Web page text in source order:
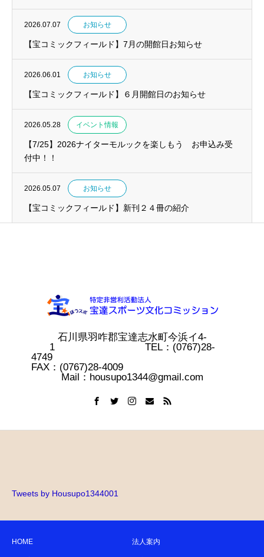
2026.07.07 お知らせ
【宝コミックフィールド】7月の開館日お知らせ
2026.06.01 お知らせ
【宝コミックフィールド】６月開館日のお知らせ
2026.05.28 イベント情報
【7/25】2026ナイターモルックを楽しもう お申込み受
付中！！
2026.05.07 お知らせ
【宝コミックフィールド】新刊２４冊の紹介
石川県羽咋郡宝達志水町今浜イ4-
1 TEL：(0767)28-
4749
FAX：(0767)28-4009
Mail：housupo1344@gmail.com
Tweets by Housupo1344001
HOME 法人案内